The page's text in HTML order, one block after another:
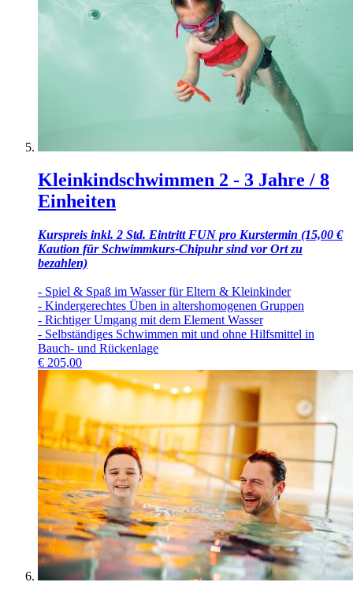
Kleinkindschwimmen 2 - 3 Jahre / 8
Einheiten
Kurspreis inkl. 2 Std. Eintritt FUN pro Kurstermin (15,00 €
Kaution für Schwimmkurs-Chipuhr sind vor Ort zu
bezahlen)
- Spiel & Spaß im Wasser für Eltern & Kleinkinder
- Kindergerechtes Üben in altershomogenen Gruppen
- Richtiger Umgang mit dem Element Wasser
- Selbständiges Schwimmen mit und ohne Hilfsmittel in
Bauch- und Rückenlage
€ 205,00